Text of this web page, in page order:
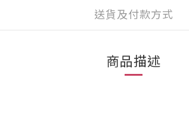
送貨及付款方式
商品描述